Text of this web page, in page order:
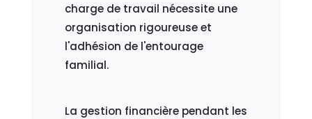
charge de travail nécessite une
organisation rigoureuse et
l'adhésion de l'entourage
familial.
La gestion financière pendant les